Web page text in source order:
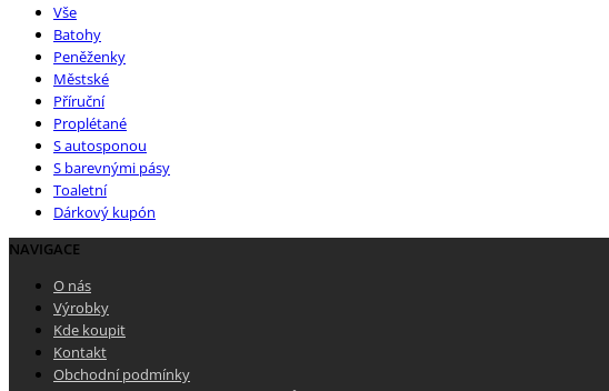
Vše
Batohy
Peněženky
Městské
Příruční
Proplétané
S autosponou
S barevnými pásy
Toaletní
Dárkový kupón
NAVIGACE
O nás
Výrobky
Kde koupit
Kontakt
Obchodní podmínky